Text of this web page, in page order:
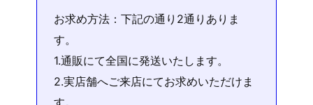
お求め方法：下記の通り2通りありま
す。
1.通販にて全国に発送いたします。
2.実店舗へご来店にてお求めいただけま